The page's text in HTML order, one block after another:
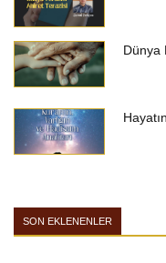
Dünya
SON EKLENENLER